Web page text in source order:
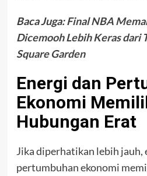
Baca Juga:Final NBA
Dicemooh Lebih Keras dari
Square Garden
Energi dan
Ekonomi
Hubungan Erat
Jika diperhatikan lebih jauh,
pertumbuhan ekonomi